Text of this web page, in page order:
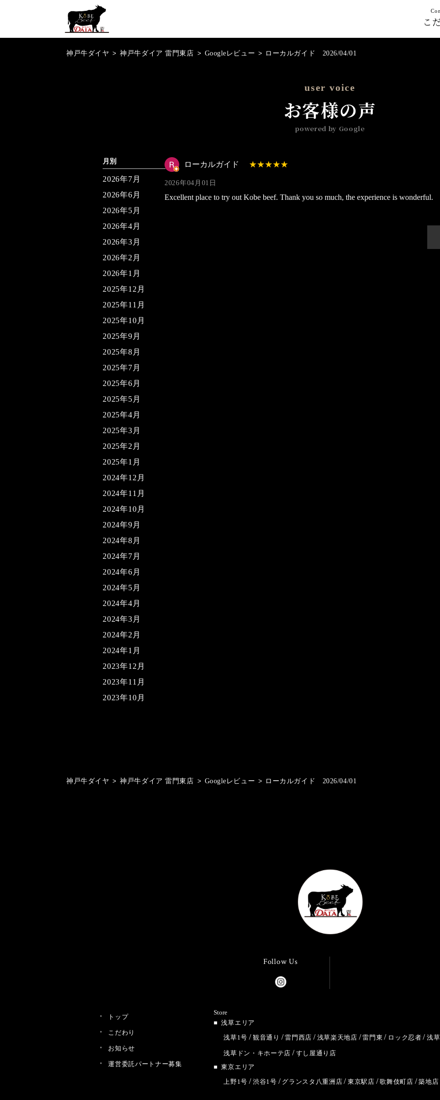
こ
神戸牛ダイヤ > 神戸牛ダイア 雷門東店 > Googleレビュー > ローカルガイド 2026/04/01
user voice
お客様の声
powered by Google
ローカルガイド
2026年04月01日
Excellent place to try out Kobe beef. Thank you so much, the experience is wonderful.
月別
2026年7月
2026年6月
2026年5月
2026年4月
2026年3月
2026年2月
2026年1月
2025年12月
2025年11月
2025年10月
2025年9月
2025年8月
2025年7月
2025年6月
2025年5月
2025年4月
2025年3月
2025年2月
2025年1月
2024年12月
2024年11月
2024年10月
2024年9月
2024年8月
2024年7月
2024年6月
2024年5月
2024年4月
2024年3月
2024年2月
2024年1月
2023年12月
2023年11月
2023年10月
神戸牛ダイヤ > 神戸牛ダイア 雷門東店 > Googleレビュー > ローカルガイド 2026/04/01
Follow Us
トップ
こだわり
お知らせ
運営委託パートナー募集
Store
浅草エリア
浅草1号
観音通り 雷門西店 浅草楽天地店 雷門東 ロック忍者 浅
浅草ドン・キホーテ店
すし屋通り店
東京エリア
上野1号
渋谷1号 グランスタ八重洲店 東京駅店 歌舞伎町店 築地店